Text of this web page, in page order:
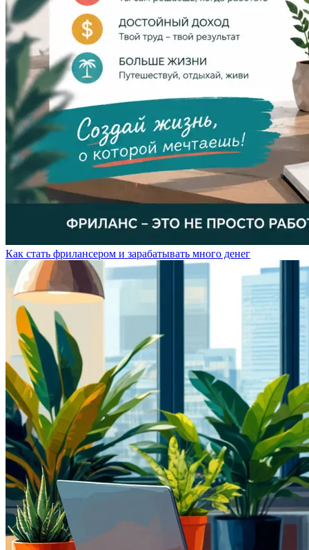
Как стать фрилансером и зарабатывать много денег